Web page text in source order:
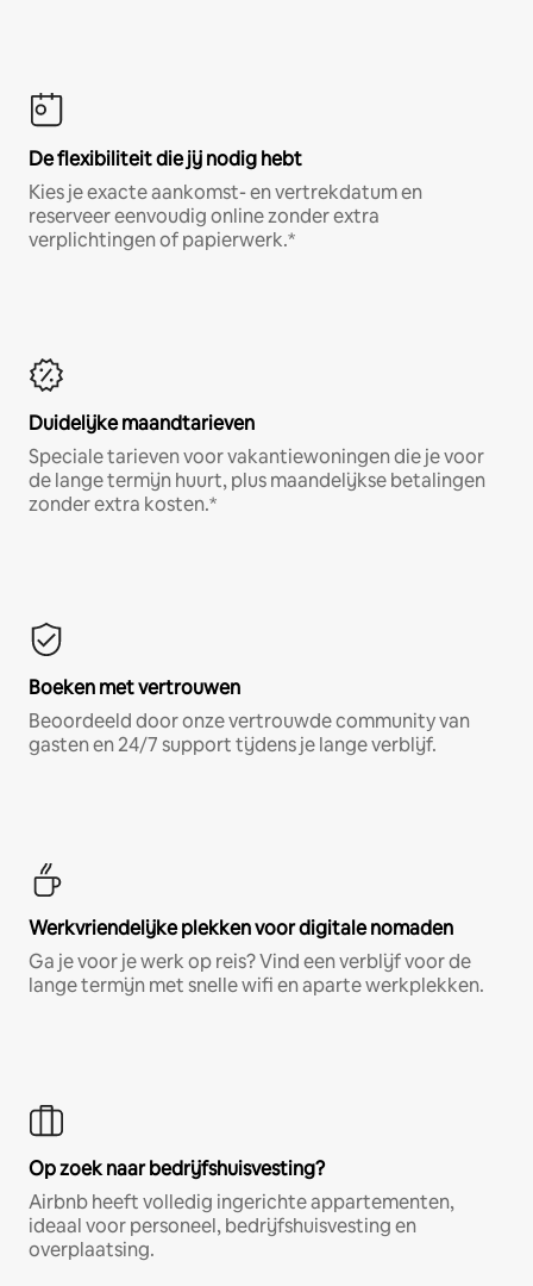
De flexibiliteit die jij nodig hebt
Kies je exacte aankomst- en vertrekdatum en
reserveer eenvoudig online zonder extra
verplichtingen of papierwerk.*
Duidelijke maandtarieven
Speciale tarieven voor vakantiewoningen die je voor
de lange termijn huurt, plus maandelijkse betalingen
zonder extra kosten.*
Boeken met vertrouwen
Beoordeeld door onze vertrouwde community van
gasten en 24/7 support tijdens je lange verblijf.
Werkvriendelijke plekken voor digitale nomaden
Ga je voor je werk op reis? Vind een verblijf voor de
lange termijn met snelle wifi en aparte werkplekken.
Op zoek naar bedrijfshuisvesting?
Airbnb heeft volledig ingerichte appartementen,
ideaal voor personeel, bedrijfshuisvesting en
overplaatsing.